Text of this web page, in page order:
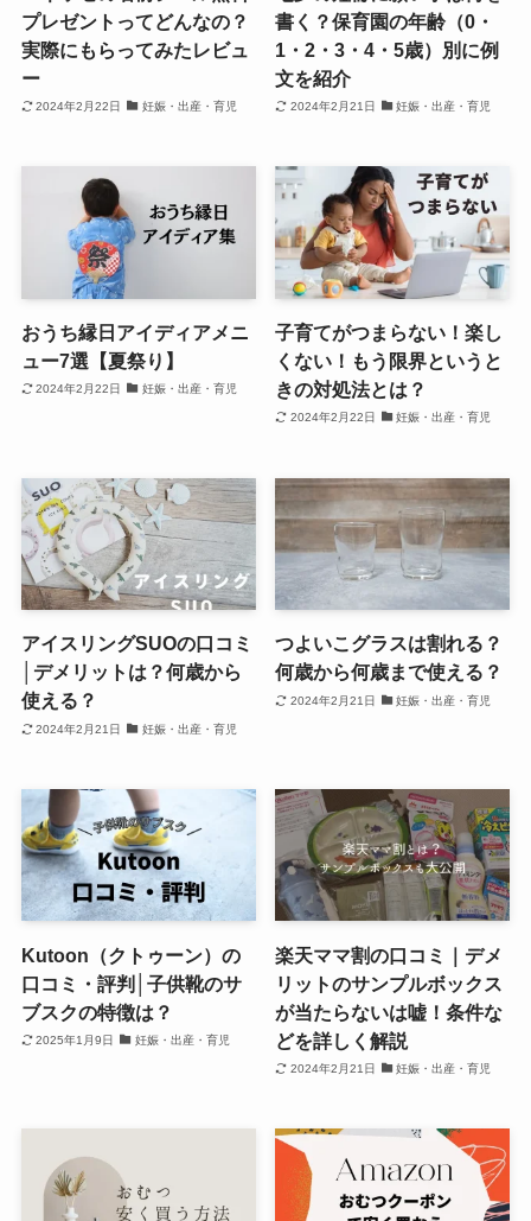
プレゼントってどんなの？
実際にもらってみたレビュ
ー
2024年2月22日 妊娠・出産・育児
書く？保育園の年齢（0・
1・2・3・4・5歳）別に例
文を紹介
2024年2月21日 妊娠・出産・育児
おうち縁日アイディアメニ
ュー7選【夏祭り】
2024年2月22日 妊娠・出産・育児
子育てがつまらない！楽し
くない！もう限界というと
きの対処法とは？
2024年2月22日 妊娠・出産・育児
アイスリングSUOの口コミ
│デメリットは？何歳から
使える？
2024年2月21日 妊娠・出産・育児
つよいこグラスは割れる？
何歳から何歳まで使える？
2024年2月21日 妊娠・出産・育児
Kutoon（クトゥーン）の
口コミ・評判│子供靴のサ
ブスクの特徴は？
2025年1月9日 妊娠・出産・育児
楽天ママ割の口コミ｜デメ
リットのサンプルボックス
が当たらないは嘘！条件な
どを詳しく解説
2024年2月21日 妊娠・出産・育児